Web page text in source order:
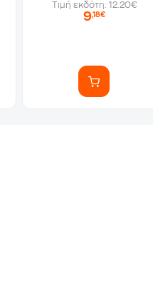
Τιμή εκδότη: 12.20€
9,18€